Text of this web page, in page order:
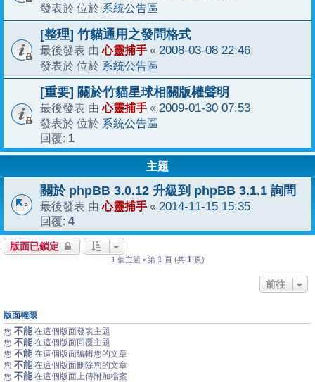
發表於 位於 系統公告區
[整理] 竹貓通用之發問格式
最後發表 由心靈捕手 « 2008-03-08 22:46
發表於 位於 系統公告區
[重要] 關於竹貓星球相關版權聲明
最後發表 由心靈捕手 « 2009-01-30 07:53
發表於 位於 系統公告區
回覆: 1
主題
關於 phpBB 3.0.12 升級到 phpBB 3.1.1 詢問
最後發表 由心靈捕手 « 2014-11-15 15:35
回覆: 4
版面已鎖定
1 個主題 • 第 1 頁 (共 1 頁)
前往
版面權限
您 不能 在這個版面發表主題
您 不能 在這個版面回覆主題
您 不能 在這個版面編輯您的文章
您 不能 在這個版面刪除您的文章
您 不能 在這個版面上傳附加檔案